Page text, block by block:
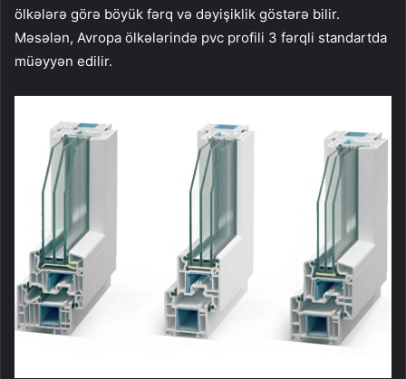
ölkələrə görə böyük fərq və dəyişiklik göstərə bilir.
Məsələn, Avropa ölkələrində pvc profili 3 fərqli standartda
müəyyən edilir.